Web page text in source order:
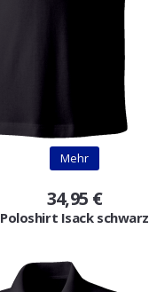
Mehr
34,95 €
Poloshirt Isack schwarz